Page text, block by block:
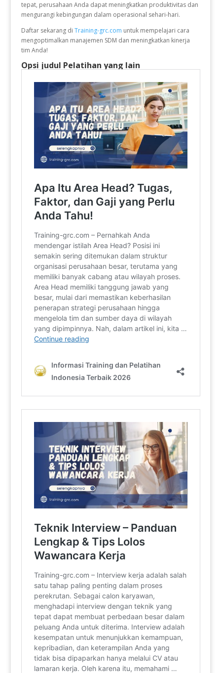
tepat, perusahaan Anda dapat meningkatkan produktivitas dan
mengurangi kebingungan dalam operasional sehari-hari.
Daftar sekarang di Training-grc.com untuk mempelajari cara
mengoptimalkan manajemen SDM dan meningkatkan kinerja
tim Anda!
Opsi judul Pelatihan yang lain